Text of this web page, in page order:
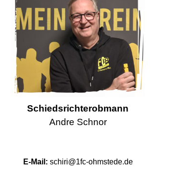
Schiedsrichterobmann
Andre Schnor
E-Mail: schiri@1fc-ohmstede.de